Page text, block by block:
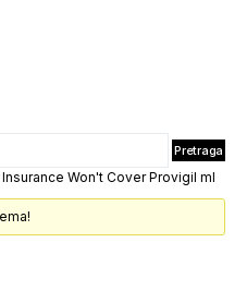
Won't Cover Provigil ml